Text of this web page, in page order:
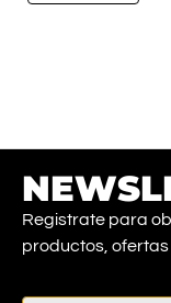
Registrate para
productos, ofertas